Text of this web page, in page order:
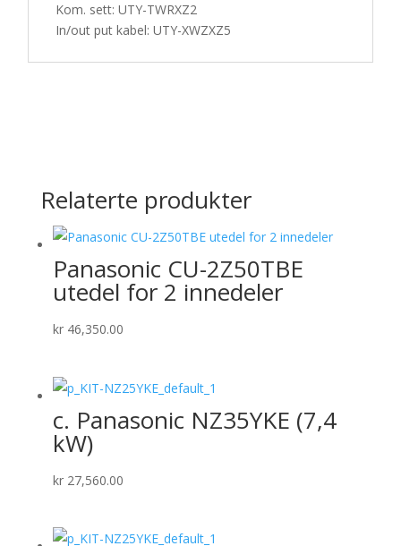
Kom. sett: UTY-TWRXZ2
In/out put kabel: UTY-XWZXZ5
Relaterte produkter
Panasonic CU-2Z50TBE
utedel for 2 innedeler
kr46,350.00
c. Panasonic NZ35YKE (7,4
kW)
kr27,560.00